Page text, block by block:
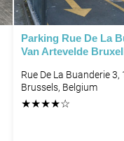
P
Parking Rue De La
Van Artevelde
Rue De La Buanderie 3,
Brussels, Belgium
★★★★☆